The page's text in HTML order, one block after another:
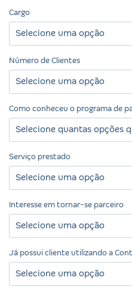
Cargo
Selecione uma opção
Número de Clientes
Selecione uma opção
Como conheceu o programa de
Selecione quantas opções
Serviço prestado
Selecione uma opção
Interesse em tornar-se parceiro
Selecione uma opção
Já possui cliente utilizando a
Selecione uma opção